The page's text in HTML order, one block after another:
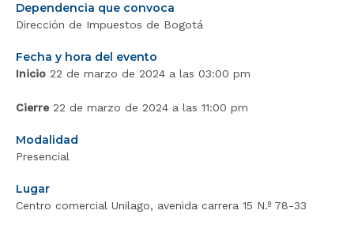
Dependencia que convoca
Dirección de Impuestos de Bogotá
Fecha y hora del evento
Inicio 22 de marzo de 2024 a las 03:00 pm
Cierre 22 de marzo de 2024 a las 11:00 pm
Modalidad
Presencial
Lugar
Centro comercial Unilago, avenida carrera 15 N.º 78-33